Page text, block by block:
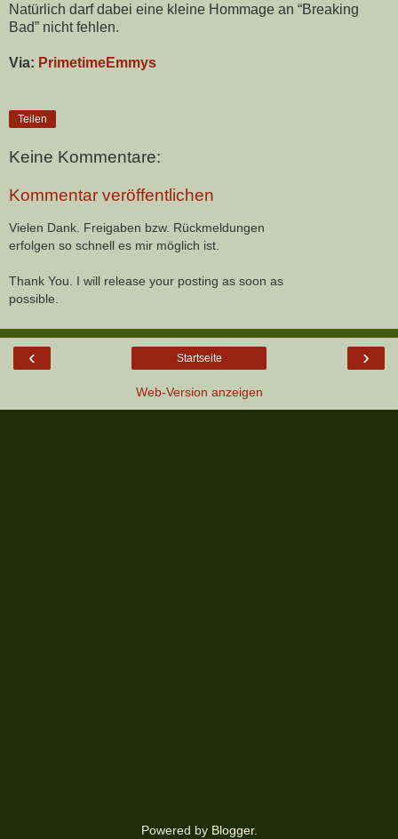
Natürlich darf dabei eine kleine Hommage an “Breaking
Bad” nicht fehlen.
Via: PrimetimeEmmys
Teilen
Keine Kommentare:
Kommentar veröffentlichen
Vielen Dank. Freigaben bzw. Rückmeldungen
erfolgen so schnell es mir möglich ist.
Thank You. I will release your posting as soon as
possible.
‹ ›
Startseite
Web-Version anzeigen
Powered by Blogger.